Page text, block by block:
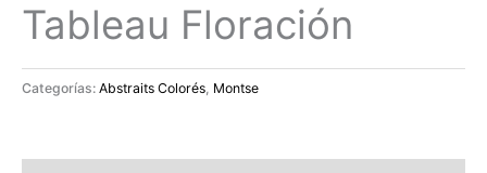
Tableau Floración
Categorías: Abstraits Colorés Montse